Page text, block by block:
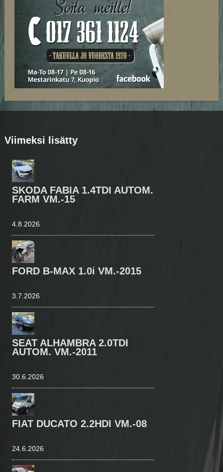
Viimeksi lisätty
SKODA FABIA 1.4TDI AUTOM.
FARM VM.-15
4.8.2026
FORD B-MAX 1.0i VM.-2015
3.7.2026
SEAT ALHAMBRA 2.0TDI
AUTOM. VM.-2011
30.6.2026
FIAT DUCATO 2.2HDI VM.-08
24.6.2026